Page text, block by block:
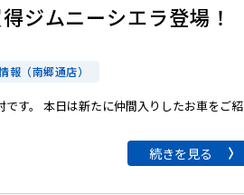
ジムニーシエラ登場！
報（南郷通店）
です。 本日は新たに仲間入りしたお車をご紹
続きを見る